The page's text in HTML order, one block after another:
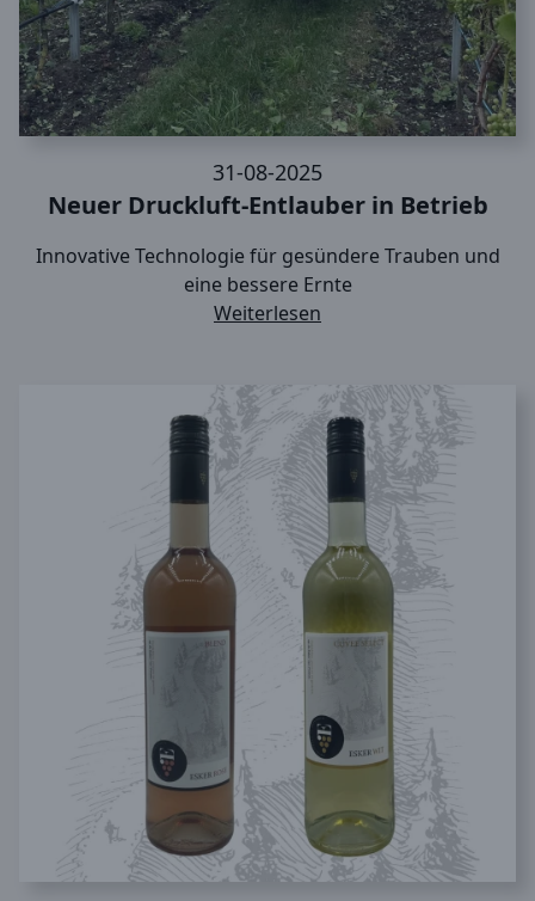
31-08-2025
Neuer Druckluft-Entlauber in Betrieb
Innovative Technologie für gesündere Trauben und
eine bessere Ernte
Weiterlesen